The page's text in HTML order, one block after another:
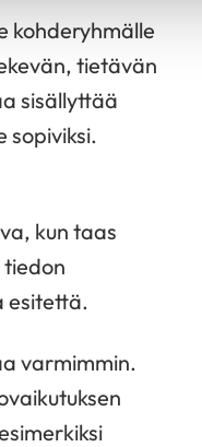
kohderyhmälle
tietävän
sisällyttää
sopiviksi.
kun taas
esitettä.
varmimmin.